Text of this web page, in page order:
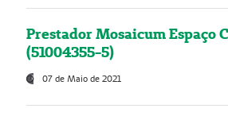
Prestador Mosaicum Espaço
(51004355-5)
07 de Maio de 2021